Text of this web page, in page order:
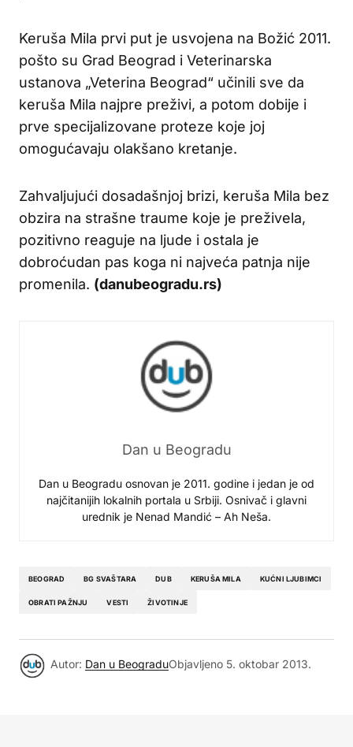
Keruša Mila prvi put je usvojena na Božić 2011.
pošto su Grad Beograd i Veterinarska
ustanova „Veterina Beograd“ učinili sve da
keruša Mila najpre preživi, a potom dobije i
prve specijalizovane proteze koje joj
omogućavaju olakšano kretanje.
Zahvaljujući dosadašnjoj brizi, keruša Mila bez
obzira na strašne traume koje je preživela,
pozitivno reaguje na ljude i ostala je
dobroćudan pas koga ni najveća patnja nije
promenila. (danubeogradu.rs)
Dan u Beogradu
Dan u Beogradu osnovan je 2011. godine i jedan je od
najčitanijih lokalnih portala u Srbiji. Osnivač i glavni
urednik je Nenad Mandić – Ah Neša.
BEOGRAD BG SVAŠTARA DUB KERUŠA MILA KUĆNI LJUBIMCI
OBRATI PAŽNJU VESTI ŽIVOTINJE
Autor: Dan u BeograduObjavljeno 5. oktobar 2013.